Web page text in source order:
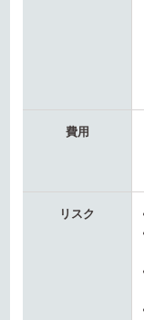
費用
リスク